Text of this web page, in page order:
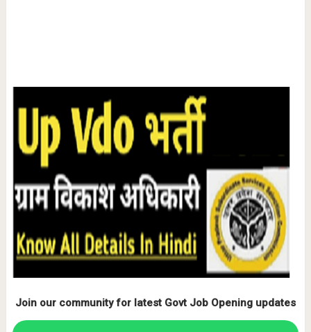
Join our community for latest Govt Job Opening updates